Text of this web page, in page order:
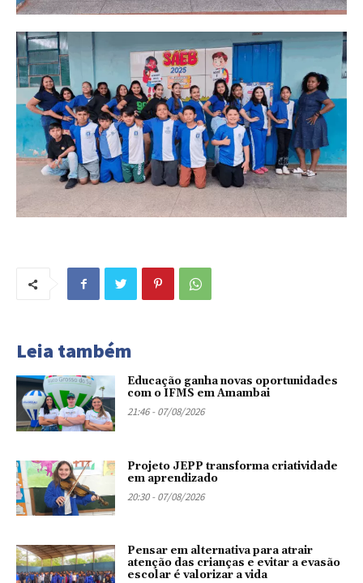
Leia também
Educação ganha novas oportunidades
com o IFMS em Amambai
21:46 - 07/08/2026
Projeto JEPP transforma criatividade
em aprendizado
20:30 - 07/08/2026
Pensar em alternativa para atrair
atenção das crianças e evitar a evasão
escolar é valorizar a vida